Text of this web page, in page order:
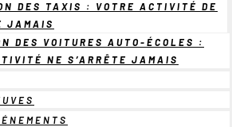
DES TAXIS : VOTRE ACTIVITÉ DE
JAMAIS
DES VOITURES AUTO-ÉCOLES :
NE S’ARRÊTE JAMAIS